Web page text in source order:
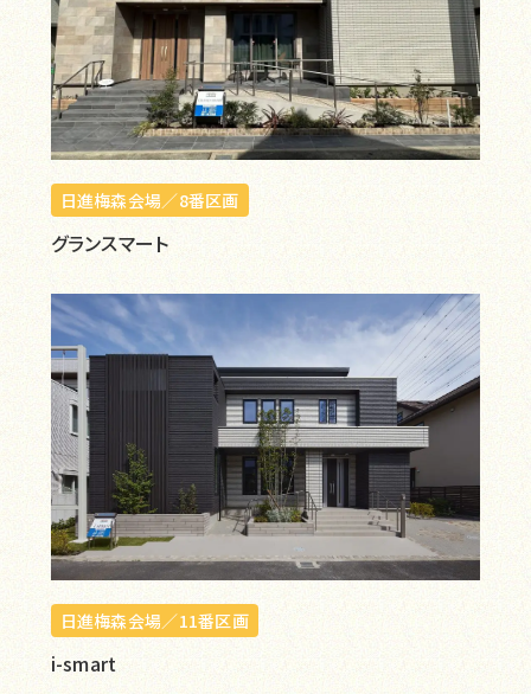
日進梅森会場／8番区画
グランスマート
日進梅森会場／11番区画
i-smart